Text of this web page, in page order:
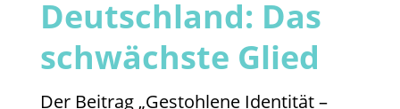
Deutschland: Das
schwächste Glied
Der Beitrag „Gestohlene Identität –